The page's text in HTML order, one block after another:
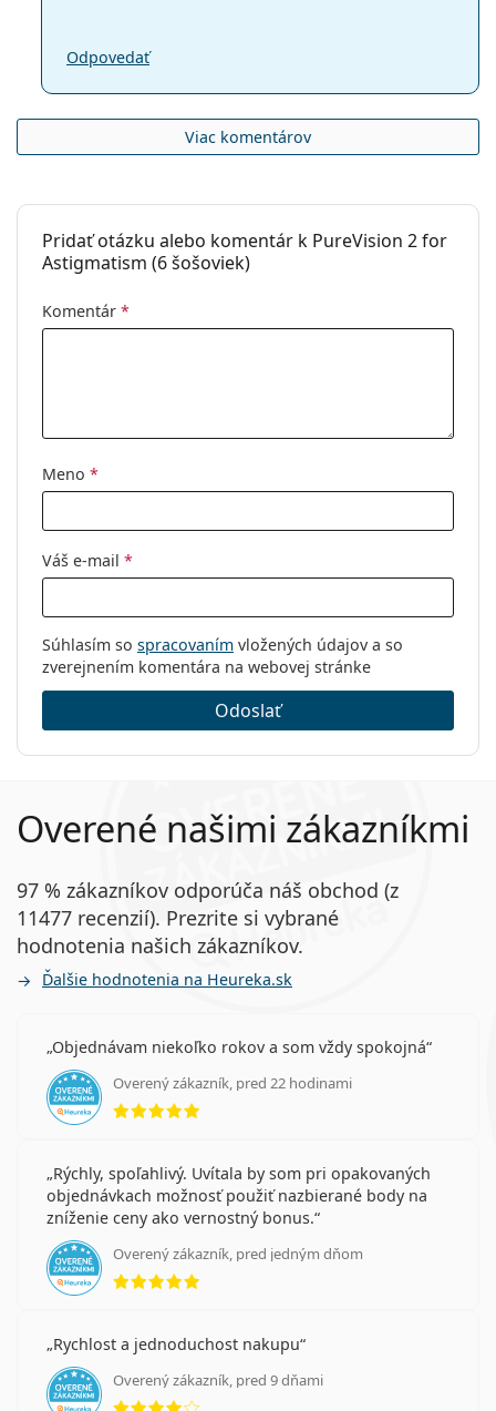
Odpovedať
Viac komentárov
Pridať otázku alebo komentár k PureVision 2 for
Astigmatism (6 šošoviek)
Komentár *
Meno *
Váš e-mail *
Súhlasím so spracovaním vložených údajov a so
zverejnením komentára na webovej stránke
Odoslať
Overené našimi zákazníkmi
97 % zákazníkov odporúča náš obchod (z
11477 recenzií). Prezrite si vybrané
hodnotenia našich zákazníkov.
Ďalšie hodnotenia na Heureka.sk
Objednávam niekoľko rokov a som vždy spokojná
Overený zákazník, pred 22 hodinami
hodnotenie 5 z 5
Rýchly, spoľahlivý. Uvítala by som pri opakovaných
objednávkach možnosť použiť nazbierané body na
zníženie ceny ako vernostný bonus.
Overený zákazník, pred jedným dňom
hodnotenie 5 z 5
Rychlost a jednoduchost nakupu
Overený zákazník, pred 9 dňami
hodnotenie 4 z 5